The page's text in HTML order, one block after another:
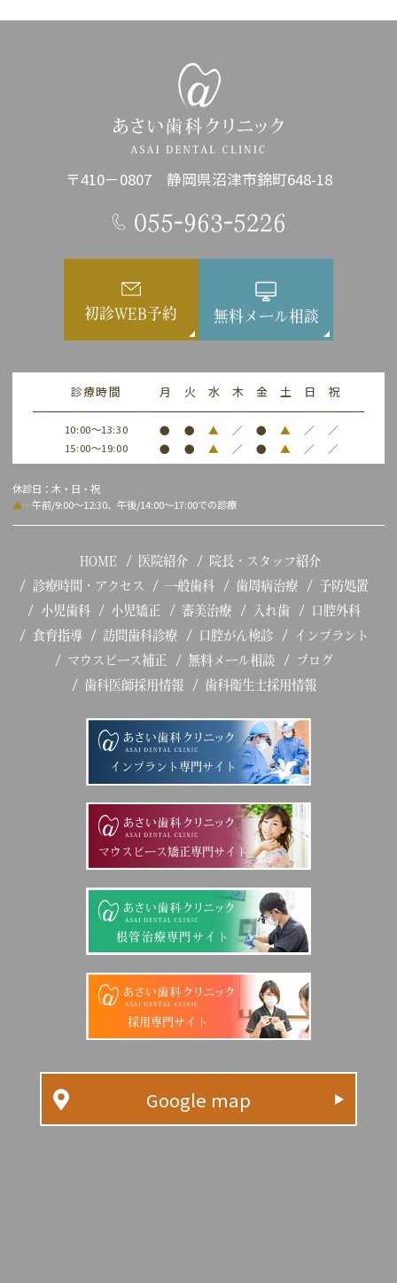
〒410－0807 静岡県沼津市錦町648-18
055-963-5226
初診WEB予約 無料メール相談
診療時間 月 火 水 木 金 土 日 祝
10:00～13:30 ● ● ▲ ／ ● ▲ ／ ／
15:00～19:00 ● ● ▲ ／ ● ▲ ／ ／
休診日：木・日・祝
▲…午前/9:00～12:30、午後/14:00～17:00での診療
HOME 医院紹介
院長・スタッフ紹介
診療時間・アクセス
一般歯科 歯周病治療
予防処置
小児歯科
小児矯正 審美治療 入れ歯
口腔外科
食育指導
訪問歯科診療 口腔がん検診
インプラント
マウスピース補正
無料メール相談
ブログ
歯科医師採用情報
歯科衛生士採用情報
インプラント専門サイト
マウスピース矯正専門サイト
根管治療専門サイト
採用専門サイト
Google map